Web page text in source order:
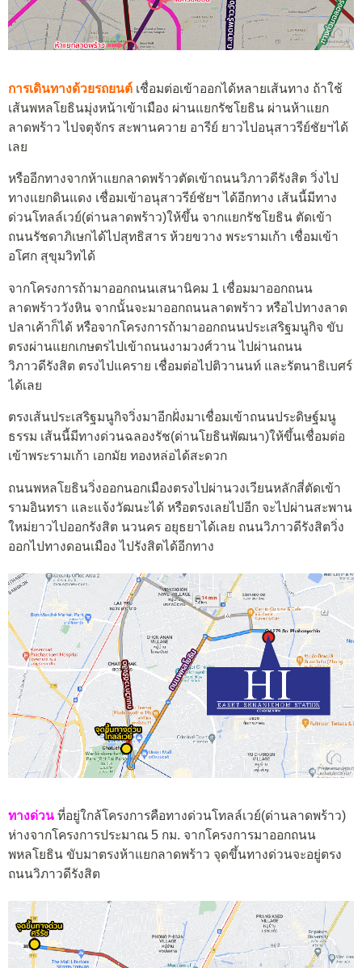
การเดินทางด้วยรถยนต์ เชื่อมต่อเข้าออกได้หลายเส้นทาง ถ้าใช้
เส้นพหลโยธินมุ่งหน้าเข้าเมือง ผ่านแยกรัชโยธิน ผ่านห้าแยก
ลาดพร้าว ไปจตุจักร สะพานควาย อารีย์ ยาวไปอนุสาวรีย์ชัยฯได้
เลย
หรืออีกทางจากห้าแยกลาดพร้าวตัดเข้าถนนวิภาวดีรังสิต วิ่งไป
ทางแยกดินแดง เชื่อมเข้าอนุสาวรีย์ชัยฯ ได้อีกทาง เส้นนี้มีทาง
ด่วนโทลล์เวย์(ด่านลาดพร้าว)ให้ขึ้น จากแยกรัชโยธิน ตัดเข้า
ถนนรัชดาภิเษกได้ไปสุทธิสาร ห้วยขวาง พระรามเก้า เชื่อมเข้า
อโศก สุขุมวิทได้
จากโครงการถ้ามาออกถนนเสนานิคม 1 เชื่อมมาออกถนน
ลาดพร้าววังหิน จากนั้นจะมาออกถนนลาดพร้าว หรือไปทางลาด
ปลาเค้าก็ได้ หรือจากโครงการถ้ามาออกถนนประเสริฐมนูกิจ ขับ
ตรงผ่านแยกเกษตรไปเข้าถนนงามวงศ์วาน ไปผ่านถนน
วิภาวดีรังสิต ตรงไปแคราย เชื่อมต่อไปติวานนท์ และรัตนาธิเบศร์
ได้เลย
ตรงเส้นประเสริฐมนูกิจวิ่งมาอีกฝั่งมาเชื่อมเข้าถนนประดิษฐ์มนู
ธรรม เส้นนี้มีทางด่วนฉลองรัช(ด่านโยธินพัฒนา)ให้ขึ้นเชื่อมต่อ
เข้าพระรามเก้า เอกมัย ทองหล่อได้สะดวก
ถนนพหลโยธินวิ่งออกนอกเมืองตรงไปผ่านวงเวียนหลักสี่ตัดเข้า
รามอินทรา และแจ้งวัฒนะได้ หรือตรงเลยไปอีก จะไปผ่านสะพาน
ใหม่ยาวไปออกรังสิต นวนคร อยุธยาได้เลย ถนนวิภาวดีรังสิตวิ่ง
ออกไปทางดอนเมือง ไปรังสิตได้อีกทาง
ทางด่วน ที่อยู่ใกล้โครงการคือทางด่วนโทลล์เวย์(ด่านลาดพร้าว)
ห่างจากโครงการประมาณ 5 กม. จากโครงการมาออกถนน
พหลโยธิน ขับมาตรงห้าแยกลาดพร้าว จุดขึ้นทางด่วนจะอยู่ตรง
ถนนวิภาวดีรังสิต